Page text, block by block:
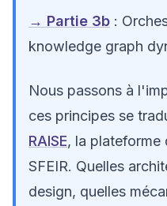
→ Partie 3b :
knowledge graph
Nous passons à
ces principes se
RAISE, la
SFEIR. Quelles
design, quelles